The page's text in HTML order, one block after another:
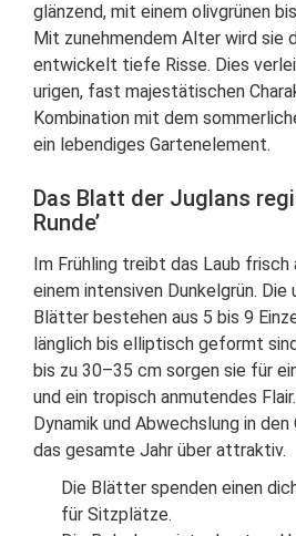
glänzend, mit einem olivgrünen
Mit zunehmendem Alter wird sie
entwickelt tiefe Risse. Dies
urigen, fast majestätischen
Kombination mit dem
ein lebendiges Gartenelement.
Das Blatt der Juglans
Runde’
Im Frühling treibt das Laub frisch
einem intensiven Dunkelgrün.
Blätter bestehen aus 5 bis 9
länglich bis elliptisch geformt
bis zu 30–35 cm sorgen sie für
und ein tropisch anmutendes
Dynamik und Abwechslung in
das gesamte Jahr über attraktiv.
Die Blätter spenden einen
für Sitzplätze.